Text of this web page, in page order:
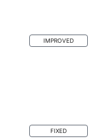
IMPROVED
FIXED